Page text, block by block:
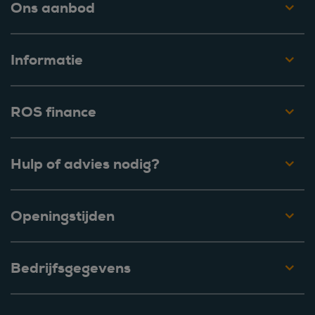
Ons aanbod
Informatie
ROS finance
Hulp of advies nodig?
Openingstijden
Bedrijfsgegevens